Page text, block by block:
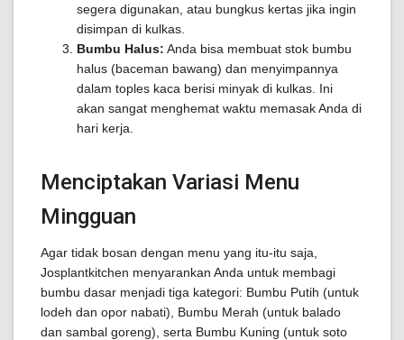
segera digunakan, atau bungkus kertas jika ingin
disimpan di kulkas.
Bumbu Halus: Anda bisa membuat stok bumbu
halus (baceman bawang) dan menyimpannya
dalam toples kaca berisi minyak di kulkas. Ini
akan sangat menghemat waktu memasak Anda di
hari kerja.
Menciptakan Variasi Menu
Mingguan
Agar tidak bosan dengan menu yang itu-itu saja,
Josplantkitchen menyarankan Anda untuk membagi
bumbu dasar menjadi tiga kategori: Bumbu Putih (untuk
lodeh dan opor nabati), Bumbu Merah (untuk balado
dan sambal goreng), serta Bumbu Kuning (untuk soto